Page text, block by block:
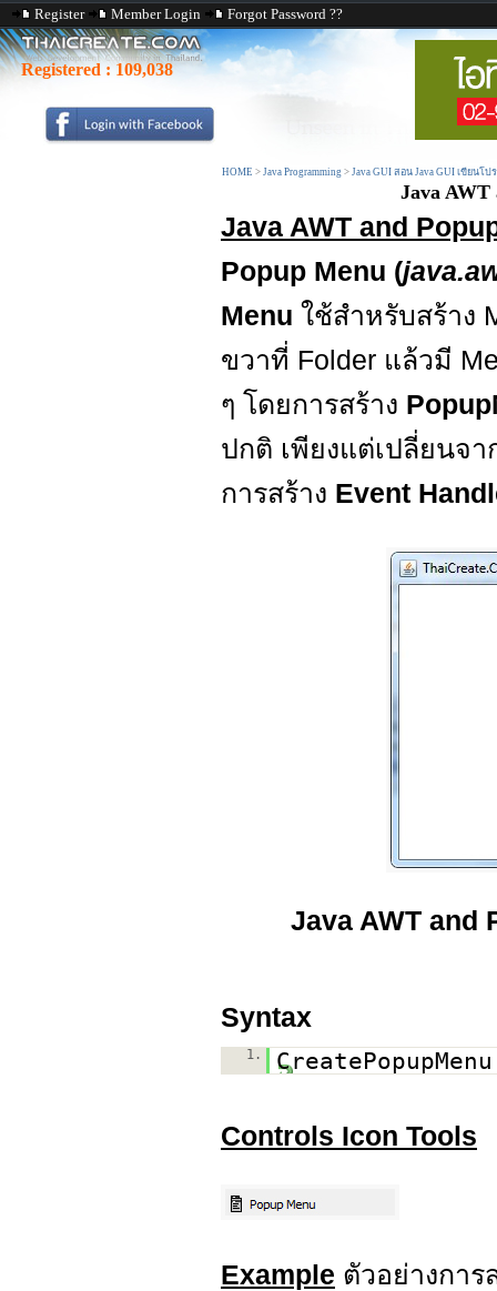
Register Member Login Forgot Password ??
Registered : 109,038
HOME > Java Programming > Java GUI สอน Java GUI เขียนโ
Java AWT
Java AWT and
Popup Menu (
Menu ใช้สำหรับสร้าง
ขวาที่ Folder แล้วมี
ๆ โดยการสร้าง
ปกติ เพียงแต่เปลี่ยนจ
การสร้าง Event
Java AWT and
Syntax
1.
Controls Icon Tools
Example ตัวอย่างการ